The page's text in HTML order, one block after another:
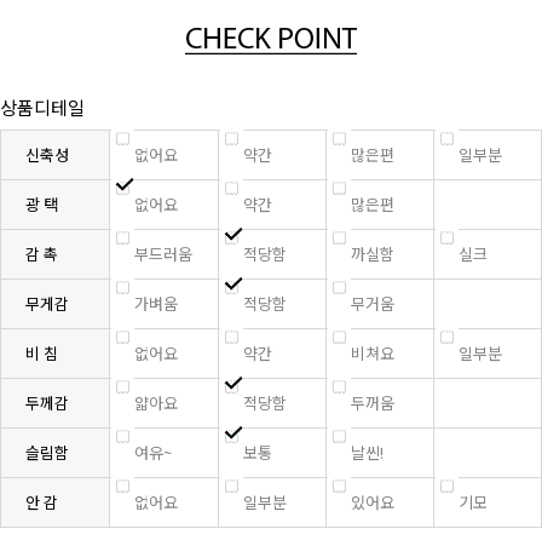
상품디테일
신축성 없어요 약간 많은편 일부분
광 택 없어요 약간 많은편
감 촉 부드러움 적당함 까실함 실크
무게감 가벼움 적당함 무거움
비 침 없어요 약간 비쳐요 일부분
두께감 얇아요 적당함 두꺼움
슬림함 여유~ 보통 날씬!
안 감 없어요 일부분 있어요 기모